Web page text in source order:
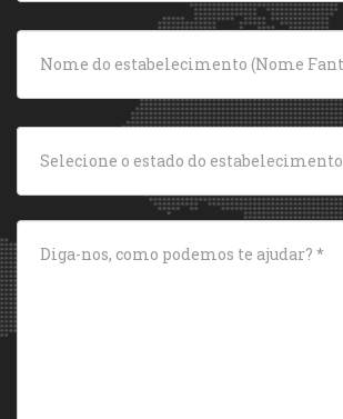
Selecione o estado do estabelecimento